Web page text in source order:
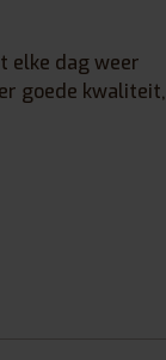
elke dag weer
goede kwaliteit,